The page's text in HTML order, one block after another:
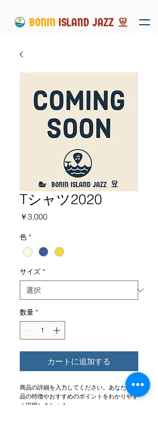
Tシャツ2020
￥3,000価
色 *
サイズ *
数量 *
カートに追加する
商品の詳細を入力してください。あなたの商
品の特徴やおすすめのポイントをわかりやす
く説明しましょう。